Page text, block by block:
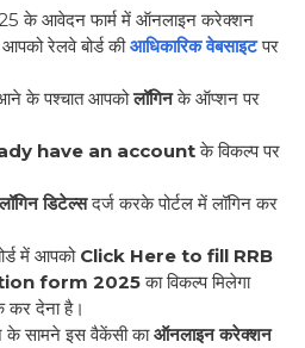
के आवेदन फार्म में ऑनलाइन करेक्शन
रेलवे बोर्ड कीआधिकारिक वेबसाइटपर
के पश्चात आपकोलॉगिनके ऑप्शन पर
have an accountके विकल्प पर
लॉगिन डिटेल्सदर्ज करके पोर्टल में लॉगिन कर
में आपको Click Here to fill RRB
form 2025का विकल्प मिलेगा
देना है।
के सामने इस वैकेंसी काऑनलाइन करेक्शन